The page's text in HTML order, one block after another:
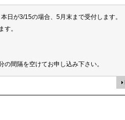
日が3/15の場合、5月末まで受付します。
す。
間隔を空けてお申し込み下さい。